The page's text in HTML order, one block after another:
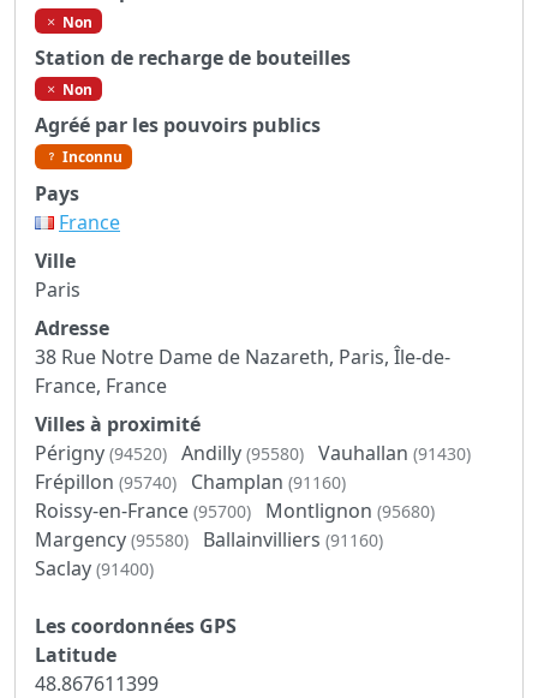
Non
Station de recharge de bouteilles
Non
Agréé par les pouvoirs publics
Inconnu
Pays
France
Ville
Paris
Adresse
38 Rue Notre Dame de Nazareth, Paris, Île-de-
France, France
Villes à proximité
Périgny (94520) Andilly (95580) Vauhallan (91430)
Frépillon (95740) Champlan (91160)
Roissy-en-France (95700) Montlignon (95680)
Margency (95580) Ballainvilliers (91160)
Saclay (91400)
Les coordonnées GPS
Latitude
48.867611399